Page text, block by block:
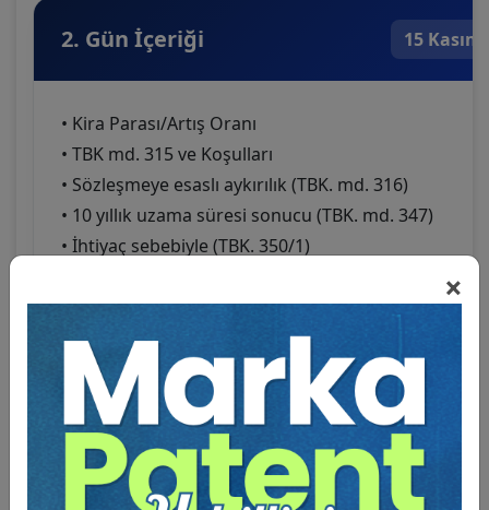
×
2. Gün İçeriği 15 Kasım
• Kira Parası/Artış Oranı
• TBK md. 315 ve Koşulları
• Sözleşmeye esaslı aykırılık (TBK. md. 316)
• 10 yıllık uzama süresi sonucu (TBK. md. 347)
• İhtiyaç sebebiyle (TBK. 350/1)
• Yeni Malikin ihtiyacı (TBK. md. 351)
• Tahliye taahhüdü (TBK. md. 352/1)
• Bir kira cari yılı içinde 2 haklı ihtar (TBK. md. 352/2)
• Kiracının veya eşinin başkaca bir evinin olması
sebebi (TBK. md. 352/3)
• Kira Parasının Tespiti Davaları
• Uyarlama Davaları